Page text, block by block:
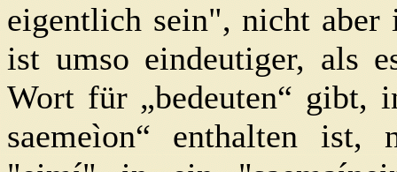
eigentlich sein", nicht
ist umso eindeutiger, als
Wort für „bedeuten“ gibt,
saemeìon“ enthalten ist,